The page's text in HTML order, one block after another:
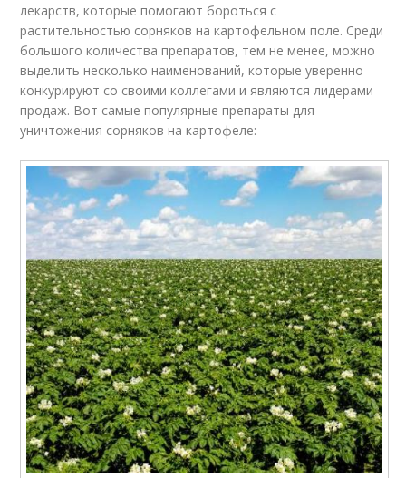
лекарств, которые помогают бороться с
растительностью сорняков на картофельном поле. Среди
большого количества препаратов, тем не менее, можно
выделить несколько наименований, которые уверенно
конкурируют со своими коллегами и являются лидерами
продаж. Вот самые популярные препараты для
уничтожения сорняков на картофеле: